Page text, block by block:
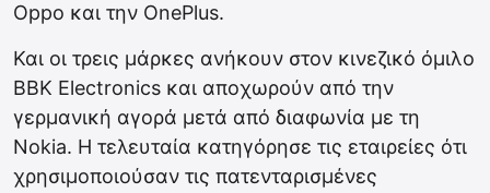
Oppo και την OnePlus.
Και οι τρεις μάρκες ανήκουν στον κινεζικό όμιλο
BBK Electronics και αποχωρούν από την
γερμανική αγορά μετά από διαφωνία με τη
Nokia. Η τελευταία κατηγόρησε τις εταιρείες ότι
χρησιμοποιούσαν τις πατενταρισμένες